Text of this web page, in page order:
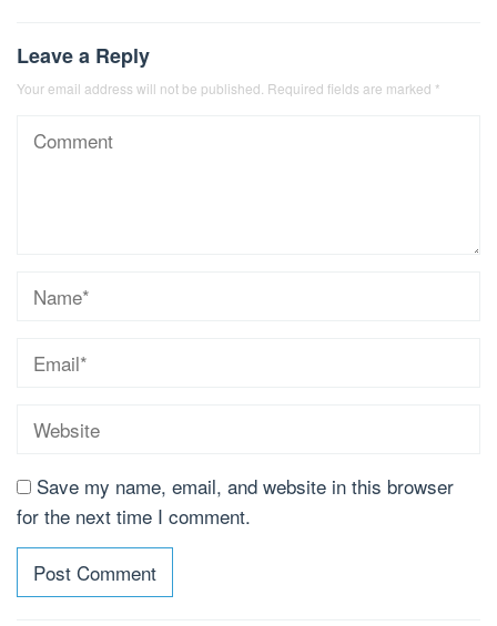
Leave a Reply
Your email address will not be published. Required fields are marked *
Save my name, email, and website in this browser
for the next time I comment.